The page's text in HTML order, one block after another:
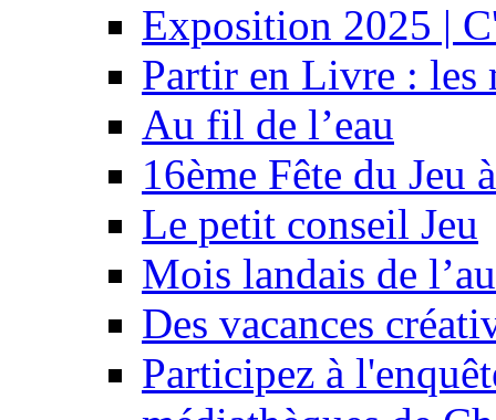
Exposition 2025 |
Partir en Livre : les
Au fil de l’eau
16ème Fête du Jeu
Le petit conseil Jeu
Mois landais de
Des vacances
Participez à